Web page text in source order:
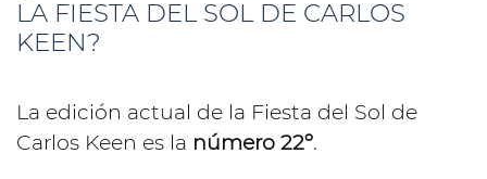
LA FIESTA DEL SOL DE CARLOS
KEEN?
La edición actual de la Fiesta del Sol de
Carlos Keen es la número 22º.